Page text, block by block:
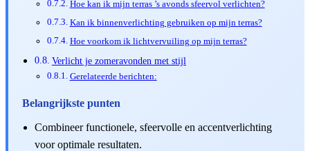
Hoe kan ik mijn terras ’s avonds sfeervol verlichten?
Kan ik binnenverlichting gebruiken op mijn terras?
Hoe voorkom ik lichtvervuiling op mijn terras?
Verlicht je zomeravonden met stijl
Gerelateerde berichten:
Belangrijkste punten
Combineer functionele, sfeervolle en accentverlichting
voor optimale resultaten.